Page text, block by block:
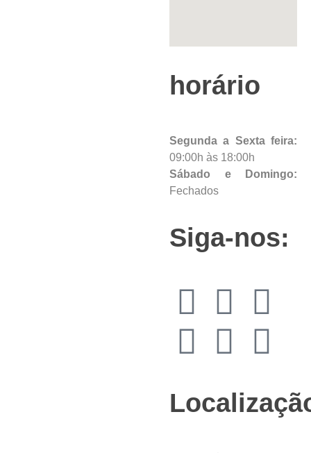
horário
Segunda a Sexta feira:
09:00h às 18:00h
Sábado e Domingo:
Fechados
Siga-nos: